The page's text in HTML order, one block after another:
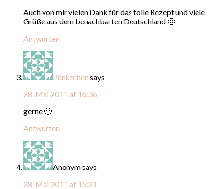
Auch von mir vielen Dank für das tolle Rezept und viele
Grüße aus dem benachbarten Deutschland 🙂
Antworten
Pünktchen says
28. Mai 2011 at 16:36
gerne 🙂
Antworten
Anonymsays
28. Mai 2011 at 15:21